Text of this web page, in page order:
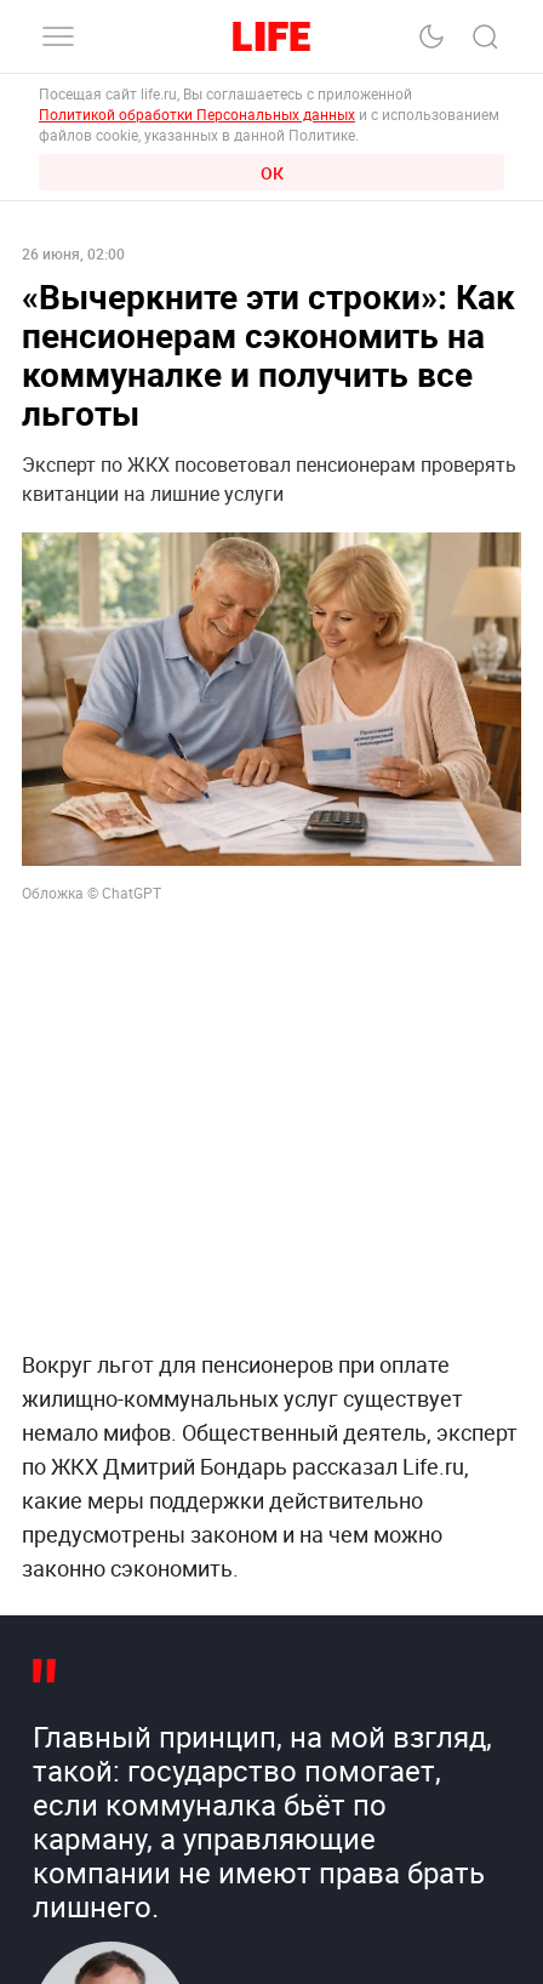
Посещая сайт life.ru, Вы соглашаетесь с приложенной
Политикой обработки Персональных данных и с использованием
файлов cookie, указанных в данной Политике.
ОК
26 июня, 02:00
«Вычеркните эти строки»: Как
пенсионерам сэкономить на
коммуналке и получить все
льготы
Эксперт по ЖКХ посоветовал пенсионерам проверять
квитанции на лишние услуги
Обложка © ChatGPT
Вокруг льгот для пенсионеров при оплате
жилищно-коммунальных услуг существует
немало мифов. Общественный деятель, эксперт
по ЖКХ Дмитрий Бондарь рассказал Life.ru,
какие меры поддержки действительно
предусмотрены законом и на чем можно
законно сэкономить.
Главный принцип, на мой взгляд,
такой: государство помогает,
если коммуналка бьёт по
карману, а управляющие
компании не имеют права брать
лишнего.